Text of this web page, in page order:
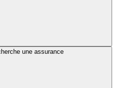
une assurance